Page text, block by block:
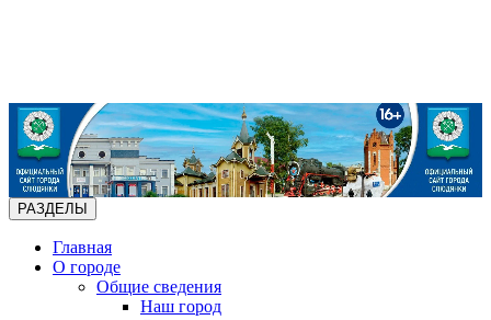
РАЗДЕЛЫ
Главная
О городе
Общие сведения
Наш город